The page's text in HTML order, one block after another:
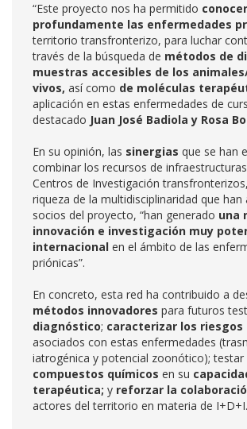
“Este proyecto nos ha permitido
profundamente las enfermedades
territorio transfronterizo, para luchar
través de la búsqueda de métodos de
muestras accesibles de los
vivos, así como de moléculas
aplicación en estas enfermedades de
destacado Juan José Badiola y Rosa
En su opinión, las sinergias que se han
combinar los recursos de
Centros de Investigación
riqueza de la multidisciplinaridad que
socios del proyecto, “han generado una
innovación e investigación muy
internacional en el ámbito de las
priónicas”.
En concreto, esta red ha contribuido a
métodos innovadores para futuros
diagnóstico; caracterizar los riesgos
asociados con estas enfermedades
iatrogénica y potencial zoonótico); testar
compuestos químicos en su
terapéutica; y reforzar la
actores del territorio en materia de I+D+I.